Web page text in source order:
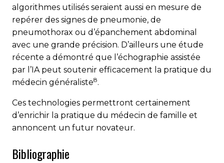
algorithmes utilisés seraient aussi en mesure de
repérer des signes de pneumonie, de
pneumothorax ou d’épanchement abdominal
avec une grande précision. D’ailleurs une étude
récente a démontré que l’échographie assistée
par l’IA peut soutenir efficacement la pratique du
médecin généraliste8.
Ces technologies permettront certainement
d’enrichir la pratique du médecin de famille et
annoncent un futur novateur.
Bibliographie